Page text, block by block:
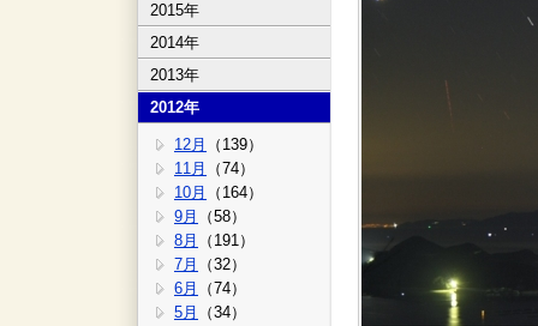
2015年
2014年
2013年
2012年
12月
（139）
11月
（74）
10月
（164）
9月
（58）
8月
（191）
7月
（32）
6月
（74）
5月
（34）